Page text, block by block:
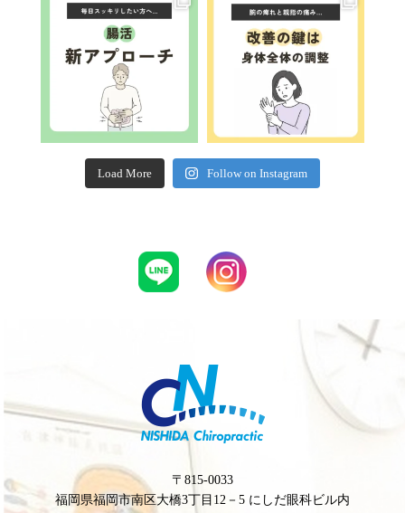
Load More Follow on Instagram
〒815-0033
福岡県福岡市南区大橋3丁目12－5 にしだ眼科ビル内